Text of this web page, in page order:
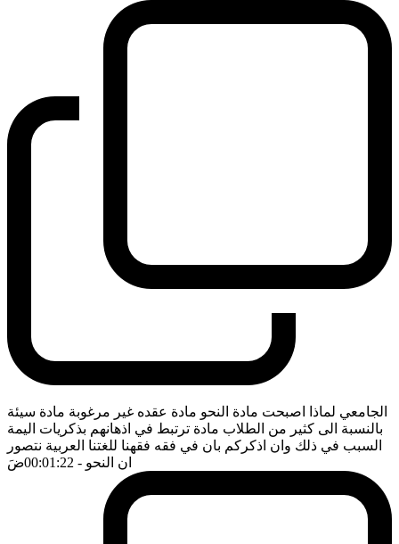
الجامعي لماذا اصبحت مادة النحو مادة عقده غير مرغوبة مادة سيئة
بالنسبة الى كثير من الطلاب مادة ترتبط في اذهانهم بذكريات اليمة
السبب في ذلك وان اذكركم بان في فقه فقهنا للغتنا العربية نتصور
ان النحو - 00:01:22 ضَ